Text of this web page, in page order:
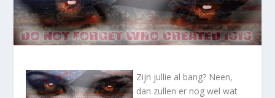
Zijn jullie al bang? Neen,
dan zullen er nog wel wat